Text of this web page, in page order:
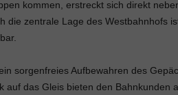
kommen, erstreckt sich direkt
die zentrale Lage des Westbahnhofs
sorgenfreies Aufbewahren des
auf das Gleis bieten den Bahnkunden